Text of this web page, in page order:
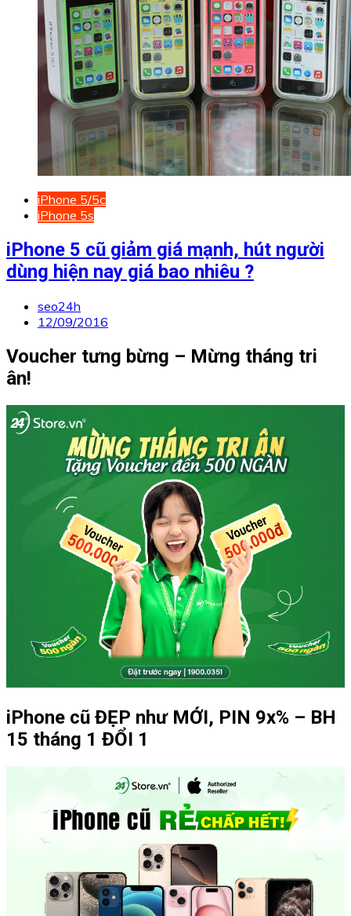
iPhone 5/5c
iPhone 5s
iPhone 5 cũ giảm giá mạnh, hút người
dùng hiện nay giá bao nhiêu ?
seo24h
12/09/2016
Voucher tưng bừng – Mừng tháng tri
ân!
iPhone cũ ĐẸP như MỚI, PIN 9x% – BH
15 tháng 1 ĐỔI 1